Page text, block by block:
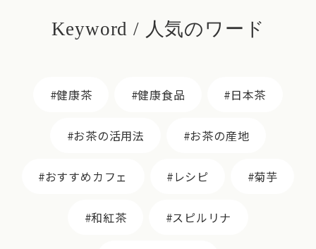
Keyword / 人気のワード
健康茶 健康食品 日本茶
お茶の活用法 お茶の産地
おすすめカフェ レシピ 菊芋
和紅茶 スピルリナ